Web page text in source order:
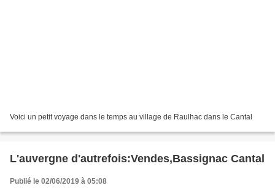
Voici un petit voyage dans le temps au village de Raulhac dans le Cantal
L'auvergne d'autrefois:Vendes,Bassignac Cantal
Publié le 02/06/2019 à 05:08